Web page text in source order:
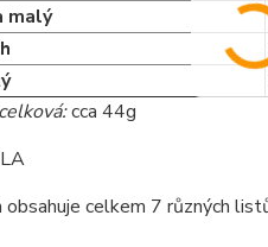
malý
cca 44g
obsahuje celkem 7 různých